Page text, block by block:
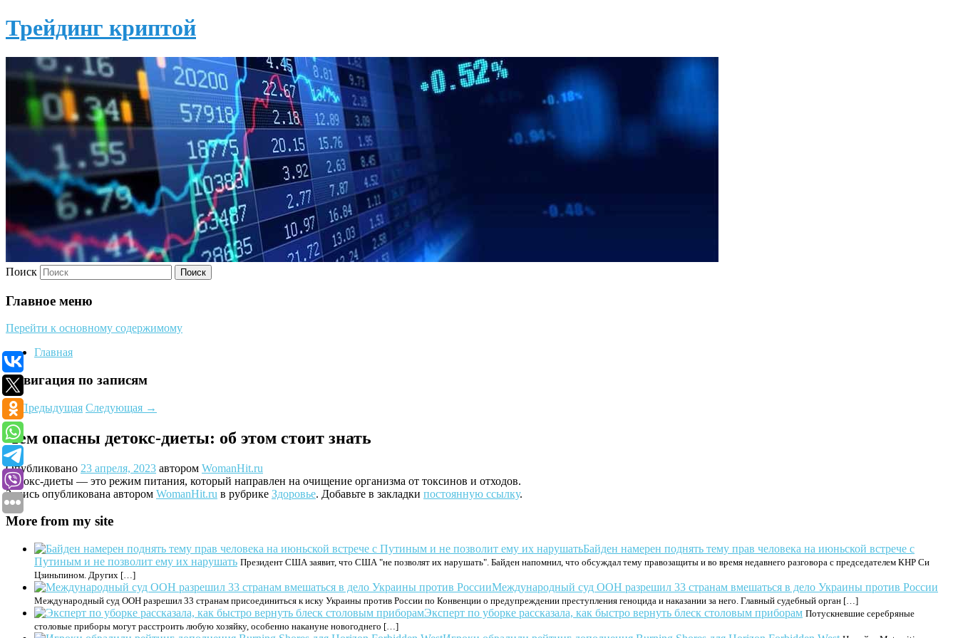
Трейдинг криптой
Поиск
Главное меню
Перейти к основному содержимому
Главная
Навигация по записям
←Предыдущая Следующая →
Чем опасны детокс-диеты: об этом стоит знать
Опубликовано 23 апреля, 2023 автором WomanHit.ru
Детокс-диеты — это режим питания, который направлен на очищение организма от токсинов и отходов.
Запись опубликована автором WomanHit.ru в рубрике Здоровье. Добавьте в закладки постоянную ссылку.
More from my site
Байден намерен поднять тему прав человека на июньской встрече с
Путиным и не позволит ему их нарушать Президент США заявит, что США "не позволят их нарушать". Байден напомнил, что обсуждал тему правозащиты и во время недавнего разговора с председателем КНР Си
Цзиньпином. Других […]
Международный суд ООН разрешил 33 странам вмешаться в дело Украины против России
Международный суд ООН разрешил 33 странам присоединиться к иску Украины против России по Конвенции о предупреждении преступления геноцида и наказании за него. Главный судебный орган […]
Эксперт по уборке рассказала, как быстро вернуть блеск столовым приборам Потускневшие серебряные
столовые приборы могут расстроить любую хозяйку, особенно накануне новогоднего […]